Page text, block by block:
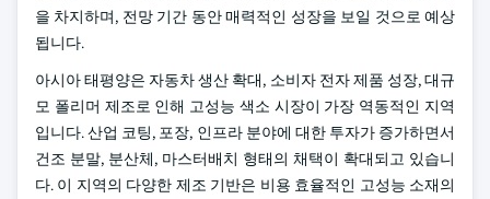
을 차지하며, 전망 기간 동안 매력적인 성장을 보일 것으로 예상
됩니다.
아시아 태평양은 자동차 생산 확대, 소비자 전자 제품 성장, 대규
모 폴리머 제조로 인해 고성능 색소 시장이 가장 역동적인 지역
입니다. 산업 코팅, 포장, 인프라 분야에 대한 투자가 증가하면서
건조 분말, 분산체, 마스터배치 형태의 채택이 확대되고 있습니
다. 이 지역의 다양한 제조 기반은 비용 효율적인 고성능 소재의